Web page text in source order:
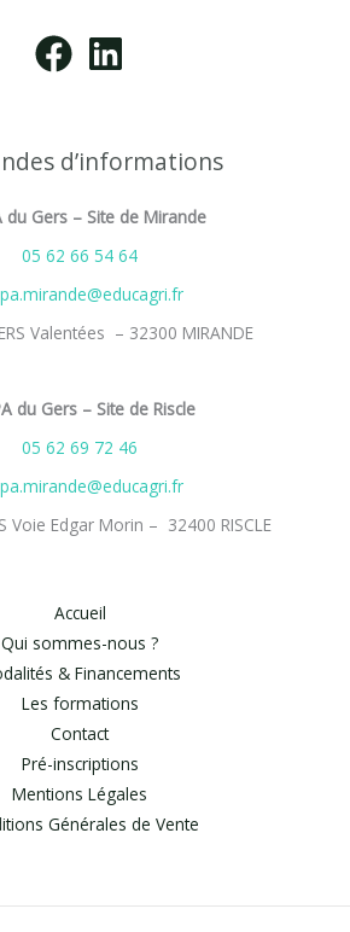
d’informations
du Gers – Site de Mirande
05 62 66 54 64
Valentées – 32300 MIRANDE
du Gers – Site de Riscle
05 62 69 72 46
Voie Edgar Morin – 32400 RISCLE
Accueil
Qui sommes-nous ?
& Financements
Les formations
Contact
Pré-inscriptions
Mentions Légales
Générales de Vente